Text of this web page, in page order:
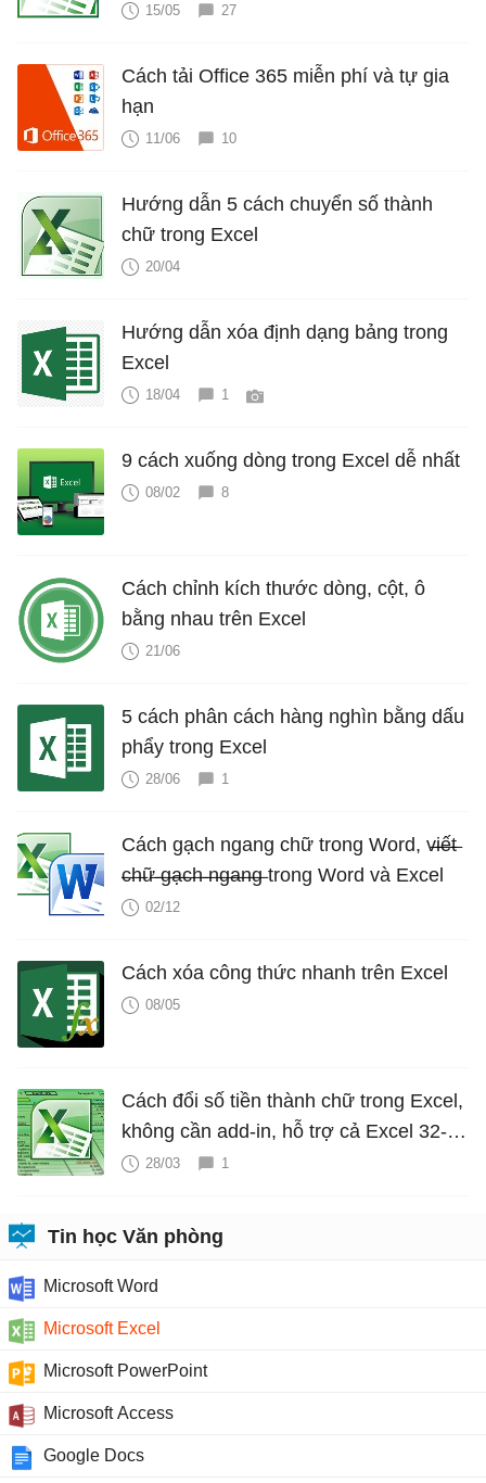
15/05 27
Cách tải Office 365 miễn phí và tự gia
hạn
11/06 10
Hướng dẫn 5 cách chuyển số thành
chữ trong Excel
20/04
Hướng dẫn xóa định dạng bảng trong
Excel
18/04 1
9 cách xuống dòng trong Excel dễ nhất
08/02 8
Cách chỉnh kích thước dòng, cột, ô
bằng nhau trên Excel
21/06
5 cách phân cách hàng nghìn bằng dấu
phẩy trong Excel
28/06 1
Cách gạch ngang chữ trong Word, v̶i̶ế̶t̶
̶c̶h̶ữ̶ ̶g̶ạ̶c̶h̶ ̶n̶g̶a̶n̶g̶ trong Word và Excel
02/12
Cách xóa công thức nhanh trên Excel
08/05
Cách đổi số tiền thành chữ trong Excel,
không cần add-in, hỗ trợ cả Excel 32-bit
và 64-bit
28/03 1
Tin học Văn phòng
Microsoft Word
Microsoft Excel
Microsoft PowerPoint
Microsoft Access
Google Docs